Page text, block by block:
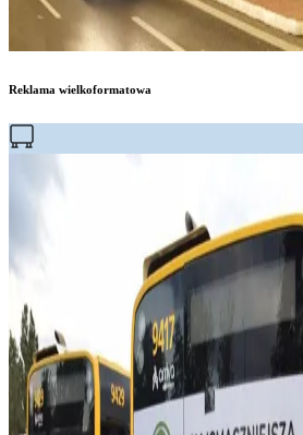
Reklama wielkoformatowa